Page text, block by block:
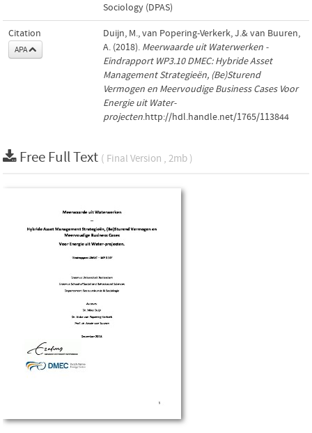
Sociology (DPAS)
Citation
APA
Duijn, M., van Popering-Verkerk, J.& van Buuren,
A. (2018). Meerwaarde uit Waterwerken -
Eindrapport WP3.10 DMEC: Hybride Asset
Management Strategieën, (Be)Sturend
Vermogen en Meervoudige Business Cases Voor
Energie uit Water-
projecten.http://hdl.handle.net/1765/113844
Free Full Text ( Final Version , 2mb )